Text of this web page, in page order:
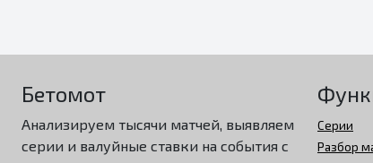
Бетомот
Анализируем тысячи матчей, выявляем
серии и валуйные ставки на события с
Серии
Разбор